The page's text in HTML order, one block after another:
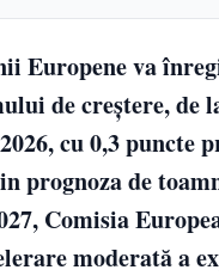
Europene va
de creștere, de
cu 0,3 puncte
prognoza de
Comisia
moderată a